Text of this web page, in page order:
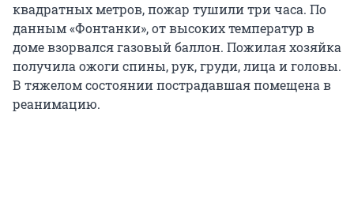
квадратных метров, пожар тушили три часа. По
данным «Фонтанки», от высоких температур в
доме взорвался газовый баллон. Пожилая хозяйка
получила ожоги спины, рук, груди, лица и головы.
В тяжелом состоянии пострадавшая помещена в
реанимацию.